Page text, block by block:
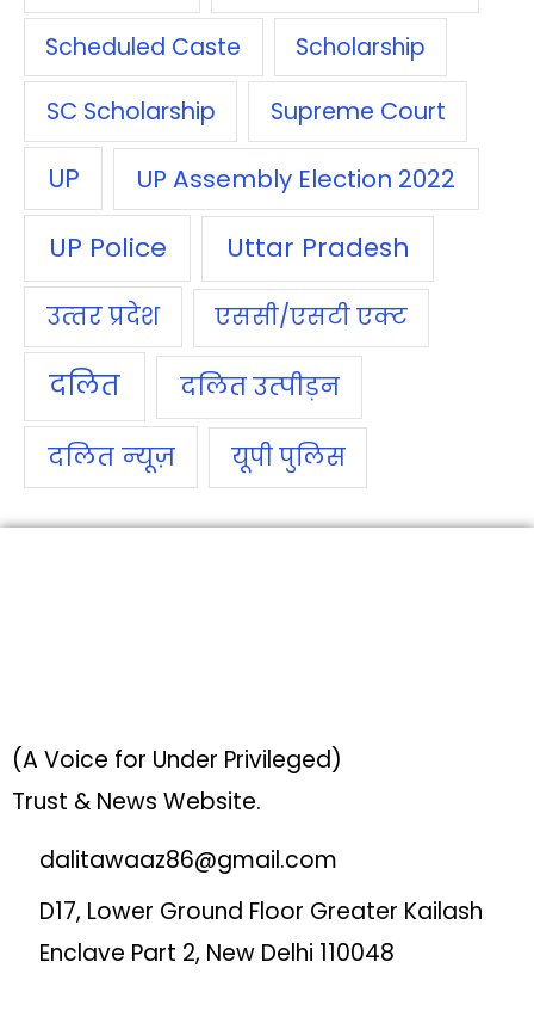
Scheduled Caste Scholarship
SC Scholarship Supreme Court
UP UP Assembly Election 2022
UP Police Uttar Pradesh
उत्‍तर प्रदेश एससी/एसटी एक्‍ट
दलित दलित उत्‍पीड़न
दलित न्‍यूज़ यूपी पुलिस
(A Voice for Under Privileged)
Trust & News Website.
dalitawaaz86@gmail.com
D17, Lower Ground Floor Greater Kailash
Enclave Part 2, New Delhi 110048